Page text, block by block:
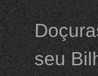
seu